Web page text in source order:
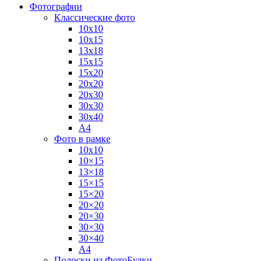
Фотографии
Классические фото
10х10
10х15
13х18
15х15
15х20
20х20
20х30
30х30
30х40
А4
Фото в рамке
10х10
10×15
13×18
15×15
15×20
20×20
20×30
30×30
30×40
A4